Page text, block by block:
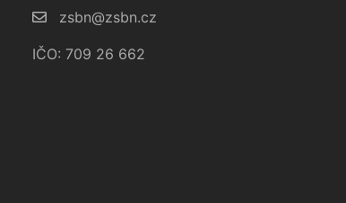
zsbn@zsbn.cz
IČO: 709 26 662